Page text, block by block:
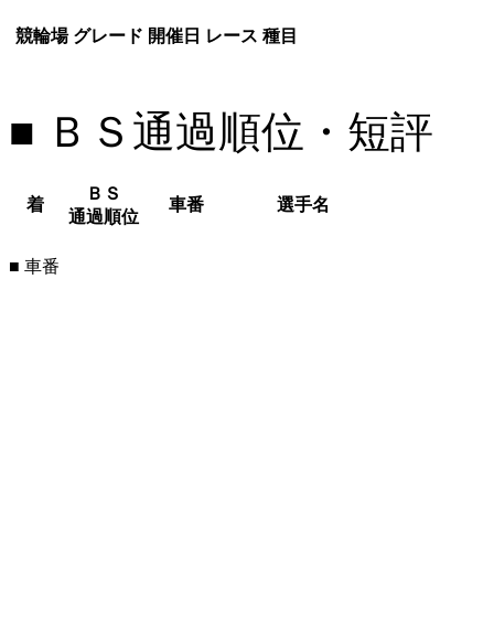
競輪場 グレード 開催日 レース 種目
■ ＢＳ通過順位・短評
着
ＢＳ
通過順位
車番 選手名
■ 車番